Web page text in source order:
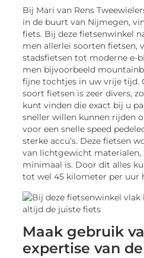
Bij Mari van Rens
in de buurt van Nijmegen,
fiets. Bij deze fietsenwinkel
men allerlei soorten fietsen,
stadsfietsen tot moderne e-
men bijvoorbeeld
fijne tochtjes in uw vrije tijd.
soort fietsen is zeer divers,
kunt vinden die exact bij u
sneller willen kunnen rijden
voor een snelle speed
sterke accu’s. Deze fietsen
van lichtgewicht materialen,
minimaal is. Door dit alles
tot wel 45 kilometer per uur
Maak gebruik
expertise van